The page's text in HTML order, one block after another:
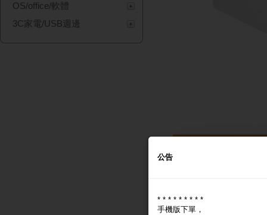
OS/office/軟體
3C家電/USB週邊
公告
* * * * * * * * *
手機版下單，